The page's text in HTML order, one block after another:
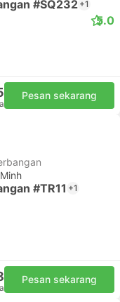
#SQ232+1
5.0
Pesan sekarang
#TR11 +1
Pesan sekarang